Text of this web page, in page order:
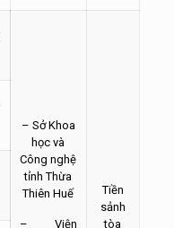
– Sở Khoa
học và
Công nghệ
tỉnh Thừa
Thiên Huế
– Viện
Tiền
sảnh
tòa